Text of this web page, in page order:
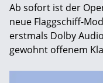
Ab sofort ist der
neue Flaggschiff-
erstmals Dolby
gewohnt offenem